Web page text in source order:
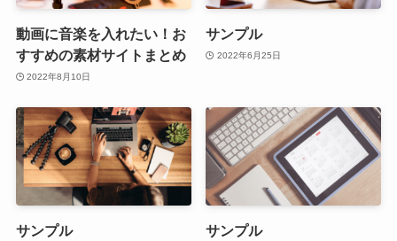
動画に音楽を入れたい！お
すすめの素材サイトまとめ
2022年8月10日
サンプル
2022年6月25日
サンプル サンプル